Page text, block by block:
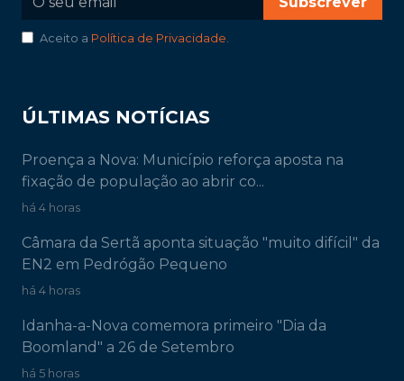
Aceito a Política de Privacidade
ÚLTIMAS NOTÍCIAS
Proença a Nova: Município reforça aposta na
fixação de população ao abrir co...
há 4 horas
Câmara da Sertã aponta situação "muito difícil" da
EN2 em Pedrógão Pequeno
há 4 horas
Idanha-a-Nova comemora primeiro "Dia da
Boomland" a 26 de Setembro
há 5 horas